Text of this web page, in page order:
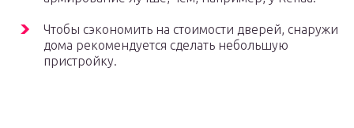
Чтобы сэкономить на стоимости дверей, снаружи
дома рекомендуется сделать небольшую
пристройку.